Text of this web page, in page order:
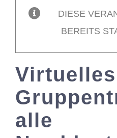
DIESE
BEREITS
Virtuelles
alle